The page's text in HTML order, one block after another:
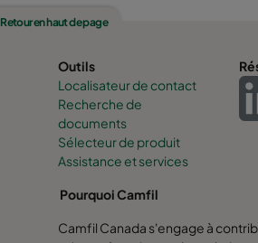
Retour en haut de page
Outils
Localisateur de contact
Recherche de
documents
Sélecteur de produit
Assistance et services
Pourquoi Camfil
Camfil Canada s'engage à